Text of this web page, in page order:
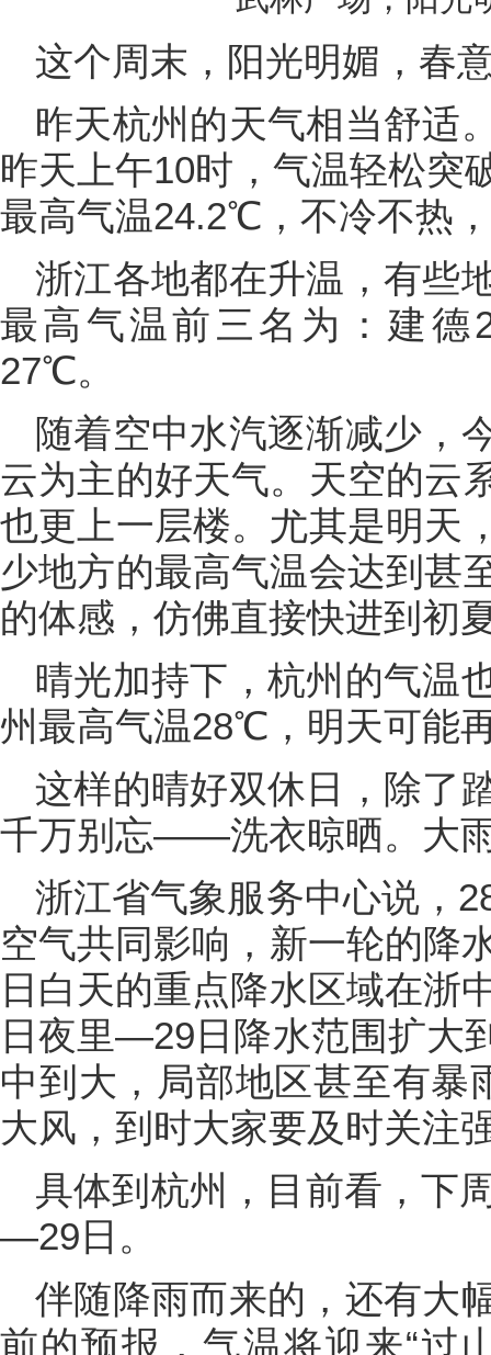
这个周末，阳光明媚，春
昨天杭州的天气相当舒适
昨天上午10时，气温轻松
最高气温24.2℃，不冷不热
浙江各地都在升温，有些
最高气温前三名为：建
27℃。
随着空中水汽逐渐减少，
云为主的好天气。天空的云
也更上一层楼。尤其是明天
少地方的最高气温会达到甚
的体感，仿佛直接快进到初
晴光加持下，杭州的气温
州最高气温28℃，明天可能
这样的晴好双休日，除了
千万别忘——洗衣晾晒。大
浙江省气象服务中心说，
空气共同影响，新一轮的降
日白天的重点降水区域在浙
日夜里—29日降水范围扩大
中到大，局部地区甚至有暴
大风，到时大家要及时关注
具体到杭州，目前看，下
—29日。
伴随降雨而来的，还有大
前的预报，气温将迎来“过